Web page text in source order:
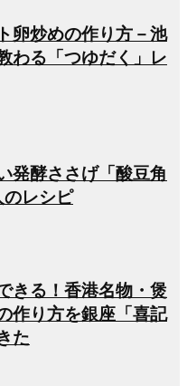
卵炒めの作り方－池
わる「つゆだく」レ
発酵ささげ「酸豆角
のレシピ
きる！香港名物・煲
作り方を銀座「喜記
た